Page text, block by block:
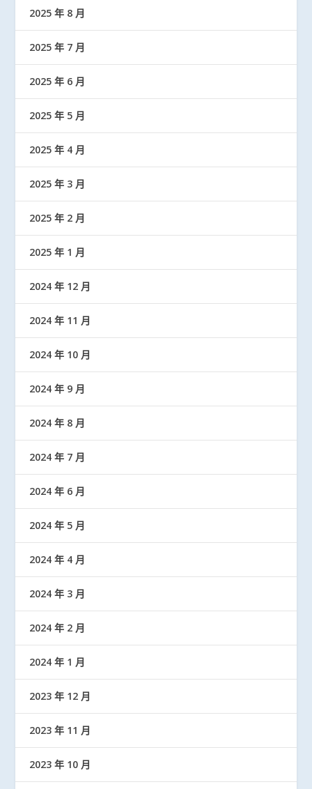
2025 年 8 月
2025 年 7 月
2025 年 6 月
2025 年 5 月
2025 年 4 月
2025 年 3 月
2025 年 2 月
2025 年 1 月
2024 年 12 月
2024 年 11 月
2024 年 10 月
2024 年 9 月
2024 年 8 月
2024 年 7 月
2024 年 6 月
2024 年 5 月
2024 年 4 月
2024 年 3 月
2024 年 2 月
2024 年 1 月
2023 年 12 月
2023 年 11 月
2023 年 10 月